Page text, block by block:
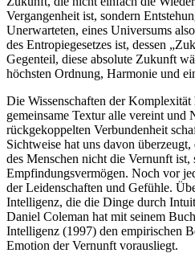
Vergangenheit ist, sondern
Unerwarteten, eines Universums
des Entropiegesetzes ist, dessen
Gegenteil, diese absolute Zukunft
höchsten Ordnung, Harmonie und
Die Wissenschaften der Komplexität
gemeinsame Textur alle vereint und
rückgekoppelten Verbundenheit
Sichtweise hat uns davon
des Menschen nicht die Vernunft ist,
Empfindungsvermögen. Noch vor
der Leidenschaften und Gefühle.
Intelligenz, die die Dinge durch
Daniel Coleman hat mit seinem
Intelligenz (1997) den empirischen
Emotion der Vernunft vorausliegt.